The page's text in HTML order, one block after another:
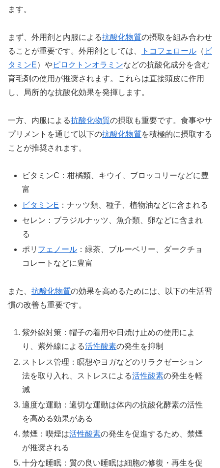
ます。
まず、外用剤と内服による抗酸化物質の摂取を組み合わせ
ることが重要です。外用剤としては、
トコフェロール （ ビ
タミンE）やピロクトンオラミンなどの抗酸化成分を含む
育毛剤の使用が推奨されます。これらは直接頭皮に作用
し、局所的な抗酸化効果を発揮します。
一方、内服による抗酸化物質の摂取も重要です。食事やサ
プリメントを通じて以下の抗酸化物質を積極的に摂取する
ことが推奨されます。
ビタミンC：柑橘類、キウイ、ブロッコリーなどに豊
富
ビタミンE ：ナッツ類、種子、植物油などに含まれる
セレン：ブラジルナッツ、魚介類、卵などに含まれ
る
ポリ フェノール ：緑茶、ブルーベリー、ダークチョ
コレートなどに豊富
また、 抗酸化物質の効果を高めるためには、以下の生活習
慣の改善も重要です。
紫外線対策：帽子の着用や日焼け止めの使用によ
り、紫外線による活性酸素の発生を抑制
ストレス管理：瞑想やヨガなどのリラクゼーション
法を取り入れ、ストレスによる活性酸素の発生を軽
減
適度な運動：適切な運動は体内の抗酸化酵素の活性
を高める効果がある
禁煙：喫煙は活性酸素の発生を促進するため、禁煙
が推奨される
十分な睡眠：質の良い睡眠は細胞の修復・再生を促